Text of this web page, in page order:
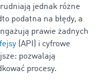
jednak różne
podatna na błędy, a
prawie żadnych
(API) i cyfrowe
pozwalają
procesy.